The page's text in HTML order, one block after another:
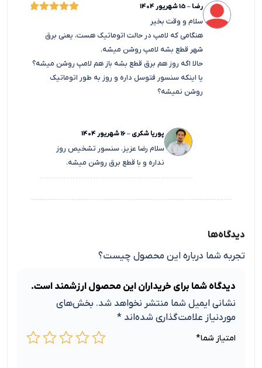
از 5
رضا – 15 شهریور 1404
سلام و وقت بخیر
هنگامی که لامپ در حالت اتوماتیک هست، یعنی برق
شهر قطع بشه لامپ روشن میشه.
حالا اگه روز هم برق قطع بشه باز هم لامپ روشن میشه؟
یا اینکه سنسور فتوسل داره و روز به طور اتوماتیک
روشن نمیشه؟
پوریا شکری –16 شهریور 1404
سلام رضا عزیز. سنسور تشخیص روز
نداره و با قطع برق روشن میشه.
دیدگاه‌ها
تجربه شما درباره این محصول چیست؟
دیدگاه شما برای خریداران این محصول ارزشمند است.
نشانی ایمیل شما منتشر نخواهد شد. بخش‌های
موردنیاز علامت‌گذاری شده‌اند *
امتیاز شما*